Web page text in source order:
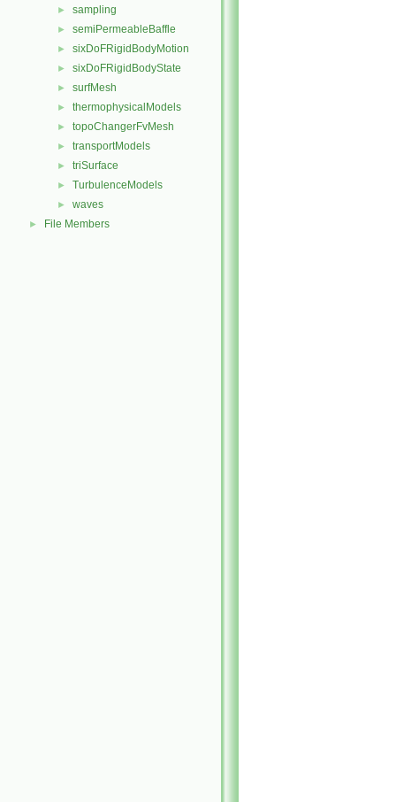
► sampling
► semiPermeableBaffle
► sixDoFRigidBodyMotion
► sixDoFRigidBodyState
► surfMesh
► thermophysicalModels
► topoChangerFvMesh
► transportModels
► triSurface
► TurbulenceModels
► waves
► File Members